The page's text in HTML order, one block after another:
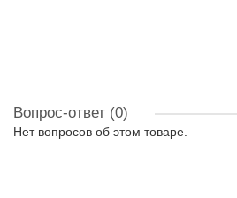
Вопрос-ответ (0)
Нет вопросов об этом товаре.